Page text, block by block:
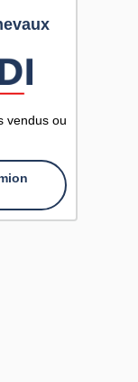
vendus ou